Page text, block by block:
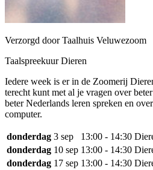
Verzorgd door Taalhuis Veluwezoom
Taalspreekuur Dieren
Iedere week is er in de Zoomerij
terecht kunt met al je vragen over
beter Nederlands leren spreken en
computer.
donderdag 3 sep 13:00 - 14:30
donderdag 10 sep 13:00 - 14:30
donderdag 17 sep 13:00 - 14:30